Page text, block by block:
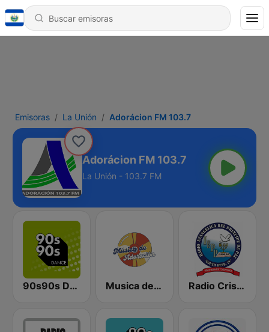
Emisoras La Unión Adorácion FM 103.7
Adorácion FM 103.7
La Unión - 103.7 FM
90s90s Dance Musica de Adoracion Radio Cristiana Principe de Paz